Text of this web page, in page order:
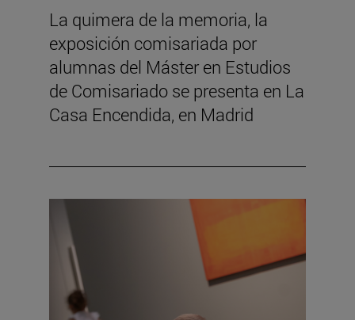
La quimera de la memoria, la
exposición comisariada por
alumnas del Máster en Estudios
de Comisariado se presenta en La
Casa Encendida, en Madrid